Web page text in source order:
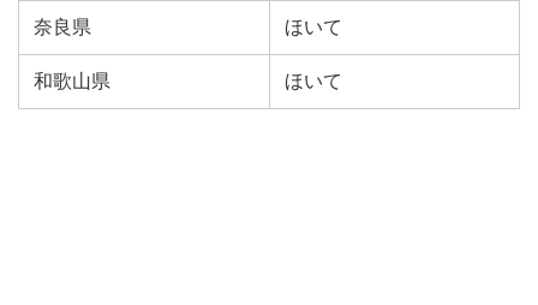
奈良県 ほいて
和歌山県 ほいて